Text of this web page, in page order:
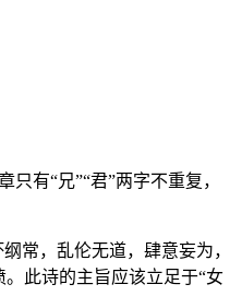
有“兄”“君”两字不重复，
常，乱伦无道，肆意妄为，
此诗的主旨应该立足于“女